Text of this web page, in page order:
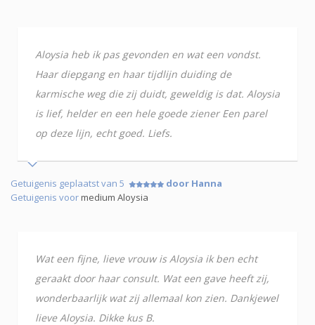
Aloysia heb ik pas gevonden en wat een vondst.
Haar diepgang en haar tijdlijn duiding de
karmische weg die zij duidt, geweldig is dat. Aloysia
is lief, helder en een hele goede ziener Een parel
op deze lijn, echt goed. Liefs.
Getuigenis geplaatst van 5
door Hanna
Getuigenis voormedium Aloysia
Wat een fijne, lieve vrouw is Aloysia ik ben echt
geraakt door haar consult. Wat een gave heeft zij,
wonderbaarlijk wat zij allemaal kon zien. Dankjewel
lieve Aloysia. Dikke kus B.